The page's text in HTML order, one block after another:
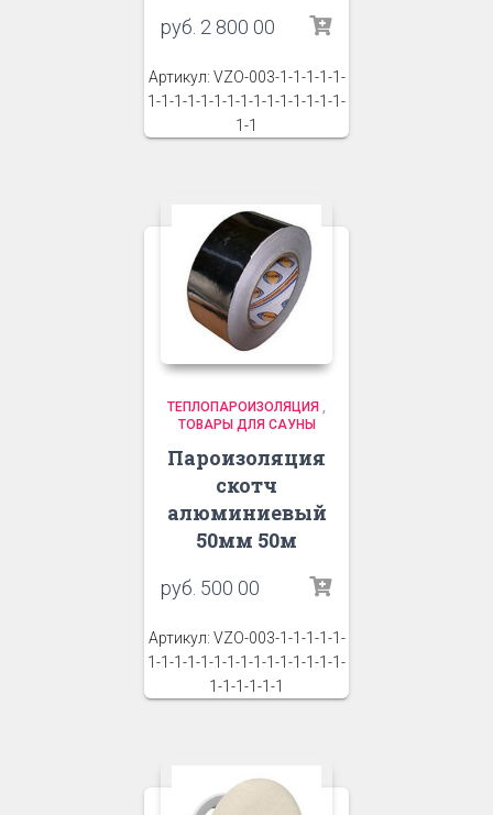
руб. 2 800 00
Артикул: VZO-003-1-1-1-1-1-
1-1-1-1-1-1-1-1-1-1-1-1-1-1-1-
1-1
ТЕПЛОПАРОИЗОЛЯЦИЯ ,
ТОВАРЫ ДЛЯ САУНЫ
Пароизоляция
cкотч
алюминиевый
50мм 50м
руб. 500 00
Артикул: VZO-003-1-1-1-1-1-
1-1-1-1-1-1-1-1-1-1-1-1-1-1-1-
1-1-1-1-1-1